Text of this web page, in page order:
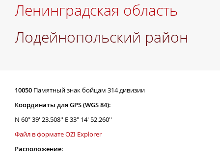
Ленинградская область
Лодейнопольский район
10050 Памятный знак бойцам 314 дивизии
Координаты для GPS (WGS 84):
N 60° 39' 23.508'' E 33° 14' 52.260''
Файл в формате OZI Explorer
Расположение: